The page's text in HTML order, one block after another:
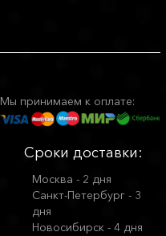
Мы принимаем к оплате:
Сроки доставки:
Москва - 2 дня
Санкт-Петербург - 3
дня
Новосибирск - 4 дня